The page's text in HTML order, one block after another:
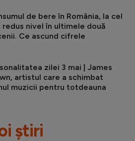
de bere în România, la cel
redus nivel în ultimele două
Ce ascund cifrele
zilei 3 mai | James
artistul care a schimbat
muzicii pentru totdeauna
știri